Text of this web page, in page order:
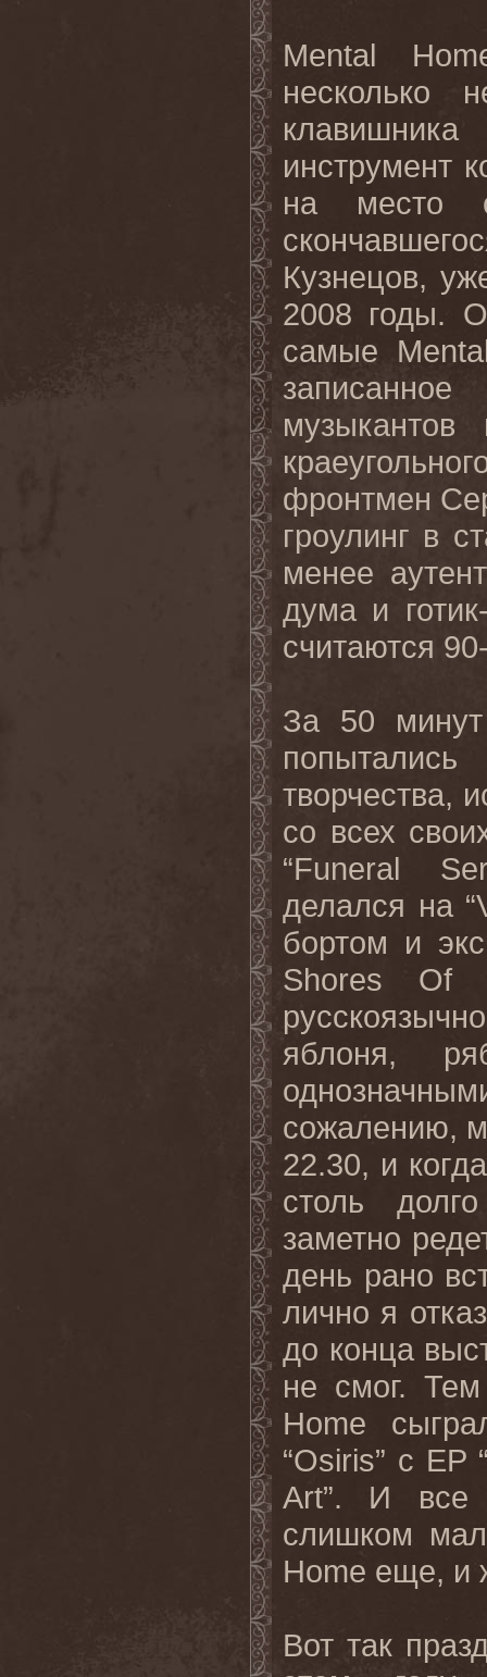
Mental
несколько
инструмент
на место
Кузнецов,
2008 годы.
самые
фронтмен
гроулинг в
менее
дума и
считаются
За 50 минут
творчества,
со всех
“Funeral
делался на
бортом и
Shores Of
яблоня,
сожалению,
22.30, и
столь
заметно
день рано
лично я
до конца
не смог.
Home
“Osiris” с EP
Art”. И все
слишком
Home еще, и
Вот так